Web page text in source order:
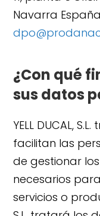
Navarra España
¿Con qué
sus datos
YELL DUCAL,
facilitan las
de gestionar
necesarios
servicios o